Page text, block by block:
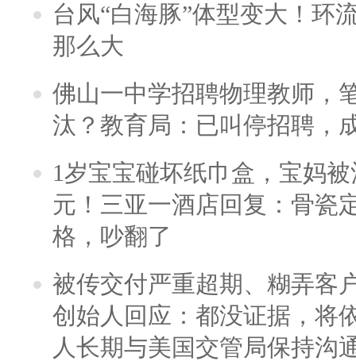
台风“白海豚”体型变大！环
那么大
佛山一中学招聘物理教师，
汰？教育局：已叫停招聘，
1岁宝宝碰坏纸巾盒，宝妈
元！三亚一酒店回复：骨瓷
格，吵翻了
被传交付严重超期、糊弄客
创始人回应：都没证据，将
人长期与美国交管局保持沟